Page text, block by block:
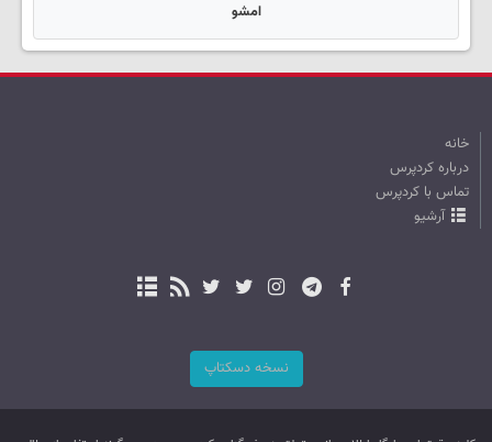
امشو
خانه
درباره کردپرس
تماس با کردپرس
آرشیو
نسخه دسکتاپ